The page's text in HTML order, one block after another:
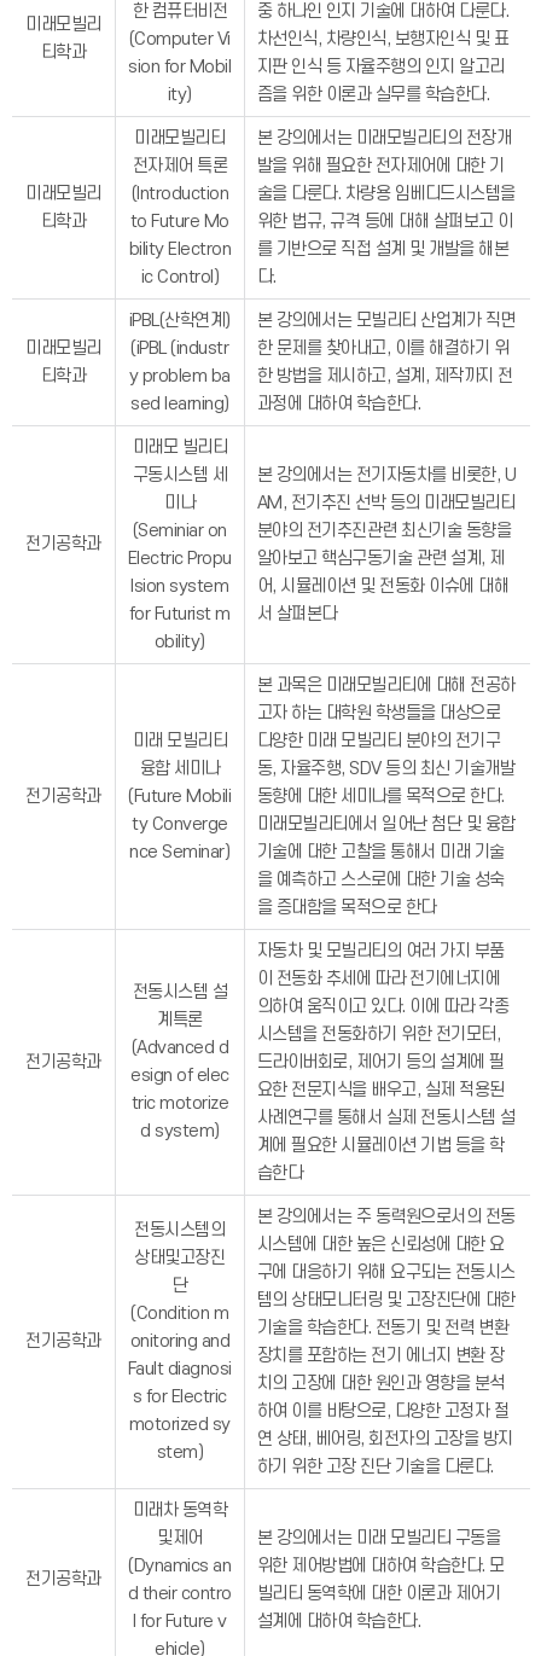
미래모빌리
티학과
한 컴퓨터비전
(Computer Vi
sion for Mobil
ity)
중 하나인 인지 기술에 대하여 다룬다.
차선인식, 차량인식, 보행자인식 및 표
지판 인식 등 자율주행의 인지 알고리
즘을 위한 이론과 실무를 학습한다.
미래모빌리
티학과
미래모빌리티
전자제어 특론
(Introduction
to Future Mo
bility Electron
ic Control)
본 강의에서는 미래모빌리티의 전장개
발을 위해 필요한 전자제어에 대한 기
술을 다룬다. 차량용 임베디드시스템을
위한 법규, 규격 등에 대해 살펴보고 이
를 기반으로 직접 설계 및 개발을 해본
다.
미래모빌리
티학과
iPBL(산학연계)
(iPBL (industr
y problem ba
sed learning)
본 강의에서는 모빌리티 산업계가 직면
한 문제를 찾아내고, 이를 해결하기 위
한 방법을 제시하고, 설계, 제작까지 전
과정에 대하여 학습한다.
전기공학과
미래모 빌리티
구동시스템 세
미나
(Seminiar on
Electric Propu
lsion system
for Futurist m
obility)
본 강의에서는 전기자동차를 비롯한, U
AM, 전기추진 선박 등의 미래모빌리티
분야의 전기추진관련 최신기술 동향을
알아보고 핵심구동기술 관련 설계, 제
어, 시뮬레이션 및 전동화 이슈에 대해
서 살펴본다
전기공학과
미래 모빌리티
융합 세미나
(Future Mobili
ty Converge
nce Seminar)
본 과목은 미래모빌리티에 대해 전공하
고자 하는 대학원 학생들을 대상으로
다양한 미래 모빌리티 분야의 전기구
동, 자율주행, SDV 등의 최신 기술개발
동향에 대한 세미나를 목적으로 한다.
미래모빌리티에서 일어난 첨단 및 융합
기술에 대한 고찰을 통해서 미래 기술
을 예측하고 스스로에 대한 기술 성숙
을 증대함을 목적으로 한다
전기공학과
전동시스템 설
계특론
(Advanced d
esign of elec
tric motorize
d system)
자동차 및 모빌리티의 여러 가지 부품
이 전동화 추세에 따라 전기에너지에
의하여 움직이고 있다. 이에 따라 각종
시스템을 전동화하기 위한 전기모터,
드라이버회로, 제어기 등의 설계에 필
요한 전문지식을 배우고, 실제 적용된
사례연구를 통해서 실제 전동시스템 설
계에 필요한 시뮬레이션 기법 등을 학
습한다
전기공학과
전동시스템의
상태및고장진
단
(Condition m
onitoring and
Fault diagnosi
s for Electric
motorized sy
stem)
본 강의에서는 주 동력원으로서의 전동
시스템에 대한 높은 신뢰성에 대한 요
구에 대응하기 위해 요구되는 전동시스
템의 상태모니터링 및 고장진단에 대한
기술을 학습한다. 전동기 및 전력 변환
장치를 포함하는 전기 에너지 변환 장
치의 고장에 대한 원인과 영향을 분석
하여 이를 바탕으로, 다양한 고정자 절
연 상태, 베어링, 회전자의 고장을 방지
하기 위한 고장 진단 기술을 다룬다.
전기공학과
미래차 동역학
및제어
(Dynamics an
d their contro
l for Future v
ehicle)
본 강의에서는 미래 모빌리티 구동을
위한 제어방법에 대하여 학습한다. 모
빌리티 동역학에 대한 이론과 제어기
설계에 대하여 학습한다.